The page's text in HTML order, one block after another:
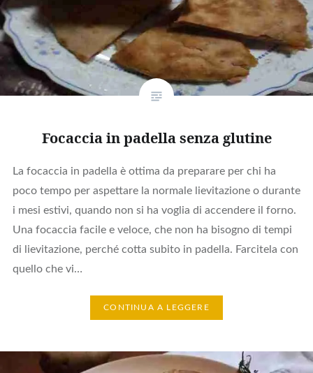
Focaccia in padella senza glutine
La focaccia in padella è ottima da preparare per chi ha
poco tempo per aspettare la normale lievitazione o durante
i mesi estivi, quando non si ha voglia di accendere il forno.
Una focaccia facile e veloce, che non ha bisogno di tempi
di lievitazione, perché cotta subito in padella. Farcitela con
quello che vi…
CONTINUA A LEGGERE